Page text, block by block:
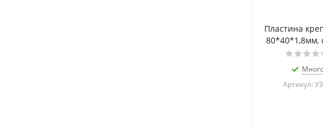
Пластина
80*40*1,8мм,
Артикул: